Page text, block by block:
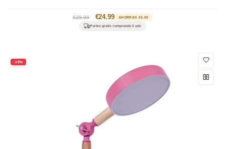
Precio
habitual
€29.99
Precio
de
€24.99 AHORRAS €5.00
Portes gratis comprando 5 uds
-18%